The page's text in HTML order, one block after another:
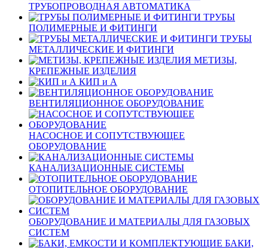
ТРУБОПРОВОДНАЯ АВТОМАТИКА
ТРУБЫ
ПОЛИМЕРНЫЕ И ФИТИНГИ
ТРУБЫ
МЕТАЛЛИЧЕСКИЕ И ФИТИНГИ
МЕТИЗЫ,
КРЕПЕЖНЫЕ ИЗДЕЛИЯ
КИП и А
ВЕНТИЛЯЦИОННОЕ ОБОРУДОВАНИЕ
НАСОСНОЕ И СОПУТСТВУЮЩЕЕ
ОБОРУДОВАНИЕ
КАНАЛИЗАЦИОННЫЕ СИСТЕМЫ
ОТОПИТЕЛЬНОЕ ОБОРУДОВАНИЕ
ОБОРУДОВАНИЕ И МАТЕРИАЛЫ ДЛЯ ГАЗОВЫХ
СИСТЕМ
БАКИ,